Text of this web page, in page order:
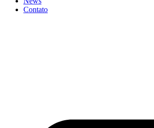
Contato